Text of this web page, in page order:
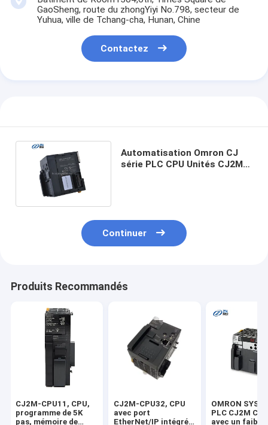
GaoSheng, route du zhongYiyi No.798, secteur de
Yuhua, ville de Tchang-cha, Hunan, Chine
Contactez
Automatisation Omron CJ
série PLC CPU Unités CJ2M-
Continuer
Produits Recommandés
CJ2M-CPU11, CPU,
programme de 5K
pas, mémoire de
CJ2M-CPU32, CPU
avec port
EtherNet/IP intégré,
OMRON
PLC CJ2M
avec un faible